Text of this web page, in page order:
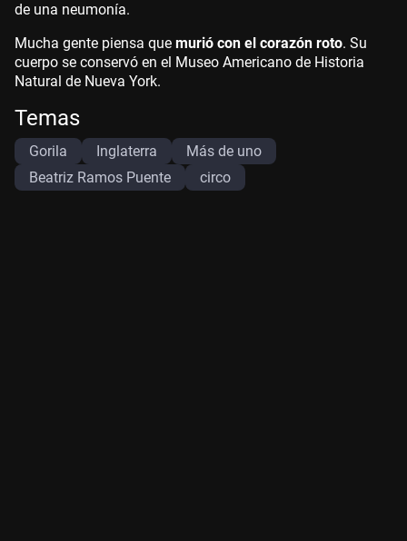
de una neumonía.
Mucha gente piensa que murió con el corazón roto. Su
cuerpo se conservó en el Museo Americano de Historia
Natural de Nueva York.
Temas
Gorila Inglaterra
Más de uno
Beatriz Ramos Puente
circo